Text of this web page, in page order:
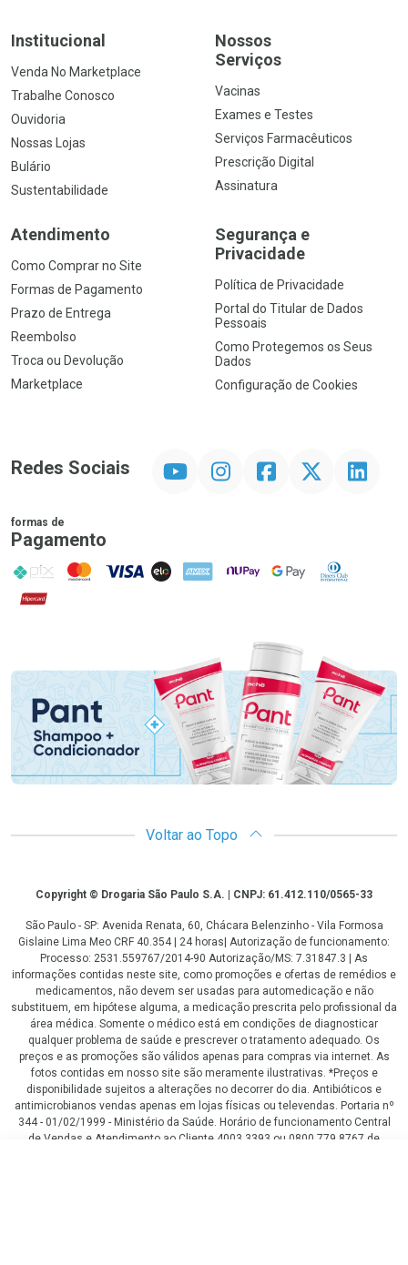
Institucional
Venda No Marketplace
Trabalhe Conosco
Ouvidoria
Nossas Lojas
Bulário
Sustentabilidade
Nossos
Serviços
Vacinas
Exames e Testes
Serviços Farmacêuticos
Prescrição Digital
Assinatura
Atendimento
Como Comprar no Site
Formas de Pagamento
Prazo de Entrega
Reembolso
Troca ou Devolução
Marketplace
Segurança e
Privacidade
Política de Privacidade
Portal do Titular de Dados
Pessoais
Como Protegemos os Seus
Dados
Configuração de Cookies
Redes Sociais InstagramFacebookTwitter Linkedin
formas de
Pagamento
PIX MasterCard
VISA ELO AMEX NuPay Google PayDiners Club
Hipercard
Promoção em Destaque
Voltar ao Topo
CopyrightCopyright © Drogaria São Paulo S.A. | CNPJ: 61.412.110/0565-33
São Paulo - SP: Avenida Renata, 60, Chácara Belenzinho - Vila Formosa
Gislaine Lima Meo CRF 40.354 | 24 horas| Autorização de funcionamento:
Processo: 2531.559767/2014-90 Autorização/MS: 7.31847.3 | As
informações contidas neste site, como promoções e ofertas de remédios e
medicamentos, não devem ser usadas para automedicação e não
substituem, em hipótese alguma, a medicação prescrita pelo profissional da
área médica. Somente o médico está em condições de diagnosticar
qualquer problema de saúde e prescrever o tratamento adequado. Os
preços e as promoções são válidos apenas para compras via internet. As
fotos contidas em nosso site são meramente ilustrativas. *Preços e
disponibilidade sujeitos a alterações no decorrer do dia. Antibióticos e
antimicrobianos vendas apenas em lojas físicas ou televendas. Portaria nº
344 - 01/02/1999 - Ministério da Saúde. Horário de funcionamento Central
de Vendas e Atendimento ao Cliente 4003 3393 ou 0800 779 8767 de